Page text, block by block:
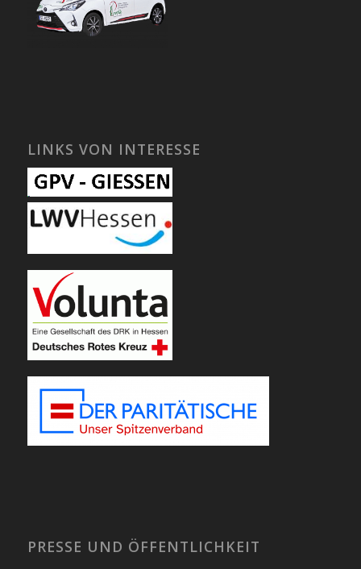
LINKS VON INTERESSE
PRESSE UND ÖFFENTLICHKEIT